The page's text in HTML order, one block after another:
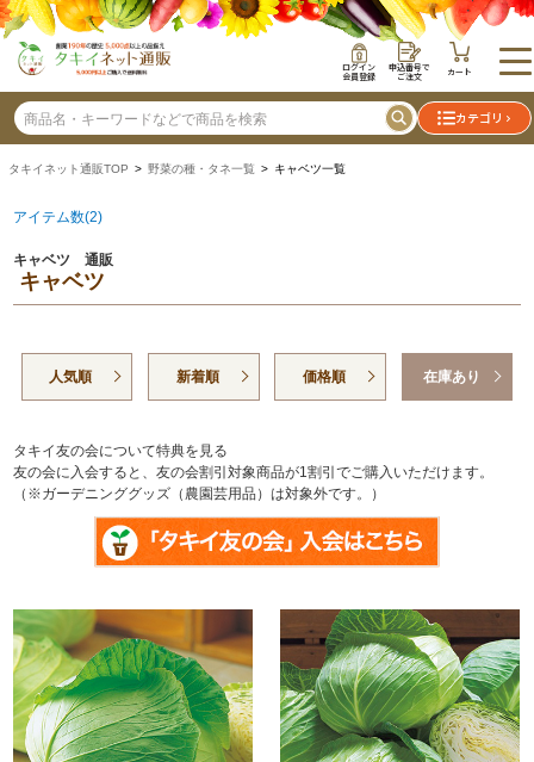
ログイン
会員登録
申込番号で
ご注文 カート
カテゴリ
タキイネット通販TOP > 野菜の種・タネ一覧 > キャベツ一覧
アイテム数(2)
キャベツ 通販
キャベツ
人気順 新着順 価格順 在庫あり
タキイ友の会について特典を見る
友の会に入会すると、友の会割引対象商品が1割引でご購入いただけます。
（※ガーデニンググッズ（農園芸用品）は対象外です。）